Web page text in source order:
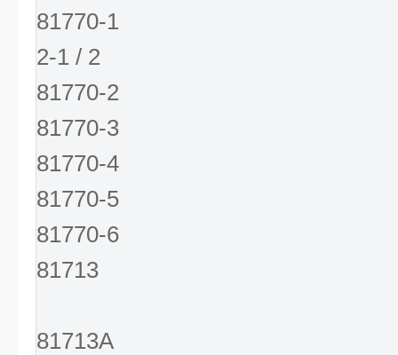
81770-1
2-1 / 2
81770-2
81770-3
81770-4
81770-5
81770-6
81713
81713A